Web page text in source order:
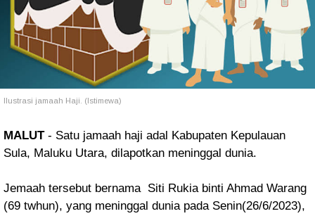
Ilustrasi jamaah Haji. (Istimewa)
MALUT- Satu jamaah haji adal Kabupaten Kepulauan
Sula, Maluku Utara, dilapotkan meninggal dunia.
Jemaah tersebut bernama Siti Rukia binti Ahmad Warang
(69 twhun), yang meninggal dunia pada Senin(26/6/2023),